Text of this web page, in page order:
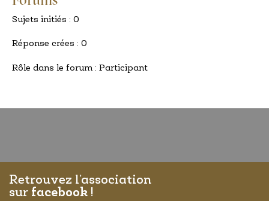
Sujets initiés : 0
Réponse crées : 0
Rôle dans le forum : Participant
Retrouvez l’association
sur facebook !